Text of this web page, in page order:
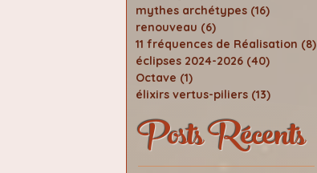
mythes archétypes (16)
renouveau (6)
11 fréquences de Réalisation (8)
éclipses 2024-2026 (40)
Octave (1)
élixirs vertus-piliers (13)
Posts Récents